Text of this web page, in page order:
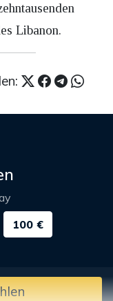
Libanon.
100 €